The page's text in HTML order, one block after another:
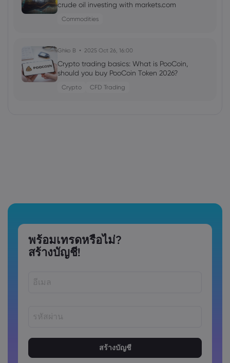
crude oil investing with markets.com
Commodities
Ghko B 2025 Oct 26, 16:00
Crypto trading basics: What is PooCoin,
should you buy PooCoin Token 2026?
Crypto CFD Trading
พร้อมเทรดหรือไม่?
สร้างบัญชี!